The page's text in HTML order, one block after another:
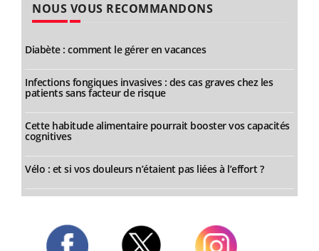
NOUS VOUS RECOMMANDONS
Diabète : comment le gérer en vacances
Infections fongiques invasives : des cas graves chez les
patients sans facteur de risque
Cette habitude alimentaire pourrait booster vos capacités
cognitives
Vélo : et si vos douleurs n’étaient pas liées à l’effort ?